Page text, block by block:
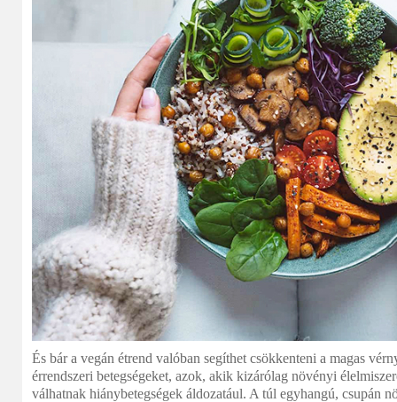
És bár a vegán étrend valóban segíthet csökkenteni a magas
érrendszeri betegségeket, azok, akik kizárólag növényi
válhatnak hiánybetegségek áldozatául. A túl egyhangú, csupán